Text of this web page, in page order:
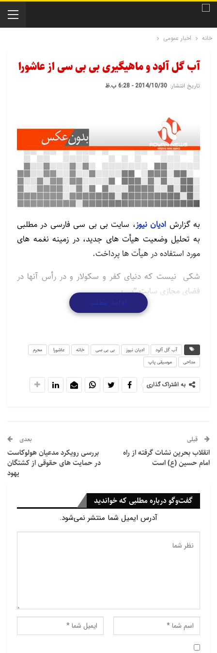
خانه اخبار عمومی
آب گل آلود و ماهیگیری بی بی سی از عاشورا
تاریخ انتشار: 2014/10/30 - 6:28 ب.ظ
به گزارش ادیان نیوز، سایت بی بی سی فارسی در مطلبی
به تحلیل وضعیت هیأت های جدید، در زمینه نغمه های
مورد استفاده در هیأت ها پرداخت.
شکی نیست که دنیای کفر و سکولار و در رأس آنها در
فضای مجازی سایت “بی بی
سی/BBCPersian” در راستای به یغما بردن فرهنگ و
تحریف ادیان و مذاهب
یکی از محکم ترین
سد هایی بوده است که با آن مواجه شده است.
جریان عاشورا شبیه به تزول آیه توبه بود که کمر شیطان را
انگلیس به مبارزه با آن بپردازند.
در این میان ذکر چند نکته خالی از لطف نیست.
1- عکس انتخاب شده عکس آقای محمود کریمی در بیت
رهبری است، یعنی همان
مداحی که این سایت مدت ها با آن سرخوش بود و هر چه
توانست به جامعه مداحی و
فرهنگ عاشورا توهین کرد، آن هم فقط به دلیل یک حادثه
مداحان ایران، و بلکه تمامی متدینین انقلابی، از سمت
حاکمیت تأمین میشوند
که در خیابان هفت تیر کشی کنند. دلیل آن هم این بود
ادامه مطلب
آب گل آلود ادیان نیوز بی بی سی خانه عاشورا
محرم
مداحی
موسیقی پاپ
به اشتراک گذاری
قبلی
انقلاب بحرین نشات گرفته از راه
امام حسین (ع) است
بعدی
بررسی رویکرد مدعیان هولوکاست
در حمایت های حقوقی از کشتگان
یهود
گفت‌وگو درباره مطلبی که خواندید
آدرس ایمیل شما منتشر نمی‌شود.